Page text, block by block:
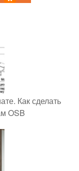
Как сделать
OSB